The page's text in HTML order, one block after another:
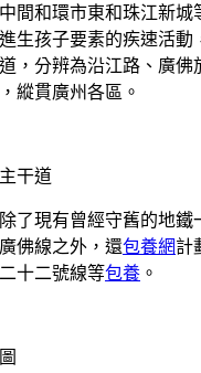
間和環市東和珠江新城
生孩子要素的疾速活動
，分辨為沿江路、廣佛
縱貫廣州各區。
干道
現有曾經守舊的地鐵
佛線之外，還包養網計
十二號線等包養 。